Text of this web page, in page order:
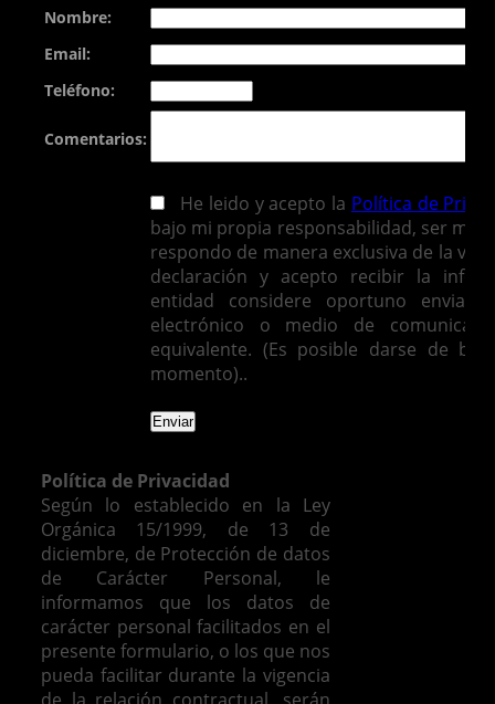
Nombre:
Email:
Teléfono:
Comentarios:
He leido y acepto la Política de
bajo mi propia responsabilidad, ser
respondo de manera exclusiva de la
declaración y acepto recibir la
entidad considere oportuno
electrónico o medio de
equivalente. (Es posible darse de
momento)..
Política de Privacidad
Según lo establecido en la Ley
Orgánica 15/1999, de 13 de
diciembre, de Protección de datos
de Carácter Personal, le
informamos que los datos de
carácter personal facilitados en el
presente formulario, o los que nos
pueda facilitar durante la vigencia